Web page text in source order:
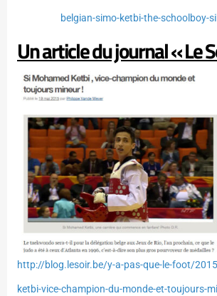
belgian-simo-ketbi-the-schoolboy-
Un article du journal « Le
http://blog.lesoir.be/y-a-pas-que-le-foot/
ketbi-vice-champion-du-monde-et-toujours-